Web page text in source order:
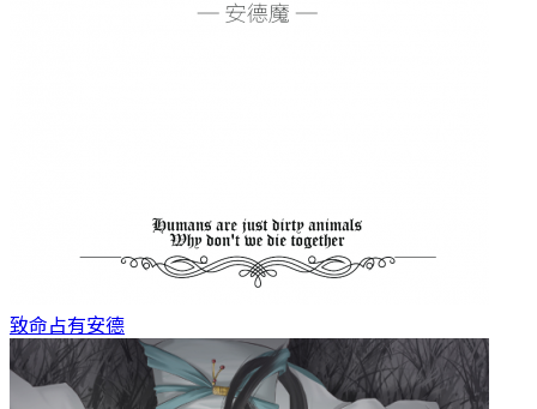
致命占有安德